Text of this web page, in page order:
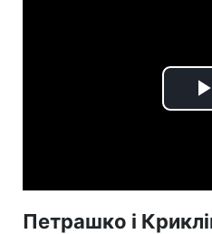
Петрашко і